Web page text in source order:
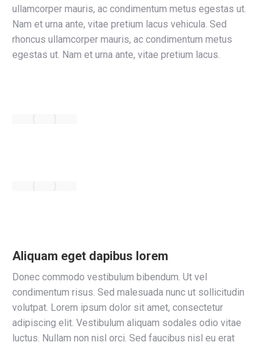
ullamcorper mauris, ac condimentum metus egestas ut.
Nam et urna ante, vitae pretium lacus vehicula. Sed
rhoncus ullamcorper mauris, ac condimentum metus
egestas ut. Nam et urna ante, vitae pretium lacus.
Aliquam eget dapibus lorem
Donec commodo vestibulum bibendum. Ut vel
condimentum risus. Sed malesuada nunc ut sollicitudin
volutpat. Lorem ipsum dolor sit amet, consectetur
adipiscing elit. Vestibulum aliquam sodales odio vitae
luctus. Nullam non nisl orci. Sed faucibus nisl eu erat